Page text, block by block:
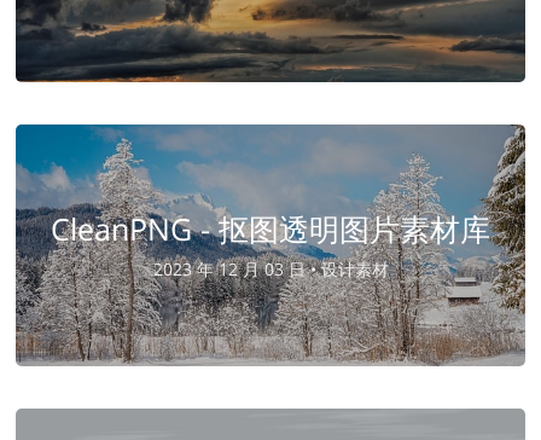
CleanPNG - 抠图透明图片素材库
2023 年 12 月 03 日 •设计素材